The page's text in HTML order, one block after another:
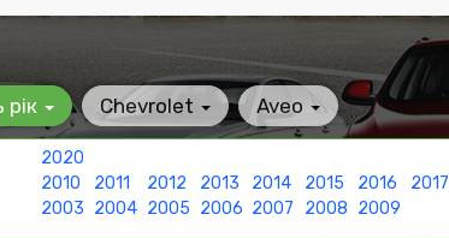
рік
2020
2010 2011 2012 2013 2014 2015 2016 2017
2003 2004 2005 2006 2007 2008 2009
Chevrolet Aveo